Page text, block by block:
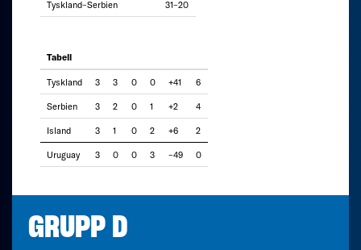
Tyskland–Serbien 31–20
Tabell
Tyskland 3 3 0 0 +41 6
Serbien 3 2 0 1 +2 4
Island 3 1 0 2 +6 2
Uruguay 3 0 0 3 –49 0
GRUPP D